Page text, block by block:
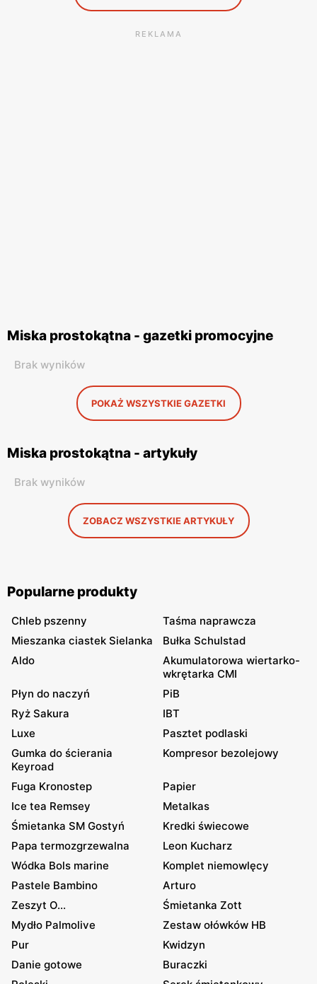
REKLAMA
Miska prostokątna - gazetki promocyjne
Brak wyników
POKAŻ WSZYSTKIE GAZETKI
Miska prostokątna - artykuły
Brak wyników
ZOBACZ WSZYSTKIE ARTYKUŁY
Popularne produkty
Chleb pszenny
Taśma naprawcza
Mieszanka ciastek Sielanka
Bułka Schulstad
Aldo
Akumulatorowa wiertarko-
wkrętarka CMI
Płyn do naczyń
PiB
Ryż Sakura
IBT
Luxe
Pasztet podlaski
Gumka do ścierania
Keyroad
Kompresor bezolejowy
Fuga Kronostep
Papier
Ice tea Remsey
Metalkas
Śmietanka SM Gostyń
Kredki świecowe
Papa termozgrzewalna
Leon Kucharz
Wódka Bols marine
Komplet niemowlęcy
Pastele Bambino
Arturo
Zeszyt O...
Śmietanka Zott
Mydło Palmolive
Zestaw ołówków HB
Pur
Kwidzyn
Danie gotowe
Buraczki